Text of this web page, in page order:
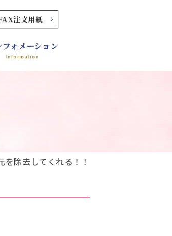
注文用紙
フォメーション
Information
除去してくれる！！